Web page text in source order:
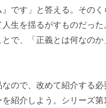
』です」と答える。その
生を揺るがすものだった
で、「正義とは何なの
ので、改めて紹介する
紹介しよう。シリーズ